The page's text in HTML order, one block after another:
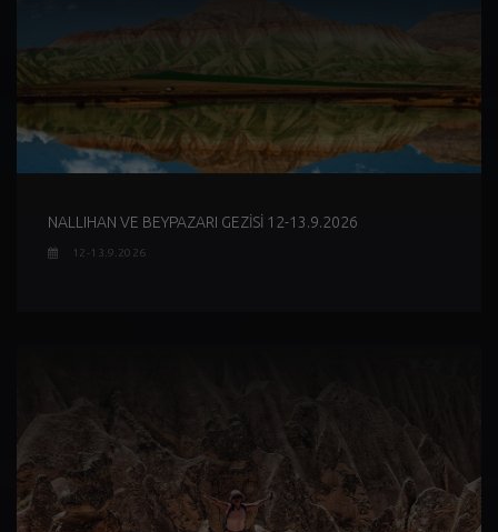
NALLIHAN VE BEYPAZARI GEZİSİ 12-13.9.2026
12-13.9.2026